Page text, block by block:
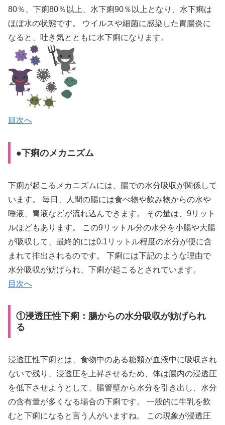
80％、下痢80％以上、水下痢90％以上となり、水下痢は
ほぼ水の状態です。 ウイルスや細菌に感染した胃腸炎に
なると、吐き気とともに水下痢になります。
目次へ
●下痢のメカニズム
下痢が起こるメカニズムには、腸での水分吸収が関係して
います。 毎日、人間の腸には食べ物や飲み物からの水や
唾液、胃液などが流れ込んできます。 その量は、9リット
ルほどもあります。 この9リットル分の水分を小腸や大腸
が吸収して、最終的には0.1リットル程度の水分が便に含
まれて排出されるのです。 下痢には下記のような理由で
水分吸収が妨げられ、下痢が起こるとされています。
目次へ
①浸透圧性下痢：腸からの水分吸収が妨げられ
る
浸透圧性下痢とは、食物中のある糖類が血液中に吸収され
ないで残り、浸透圧を上昇させるため、体は腸内の浸透圧
を低下させようとして、腸管壁から水分を引き出し、水分
の含有量が多くなる場合の下痢です。 一般的に牛乳を飲
むと下痢になると言う人がいますね。 この現象が浸透圧